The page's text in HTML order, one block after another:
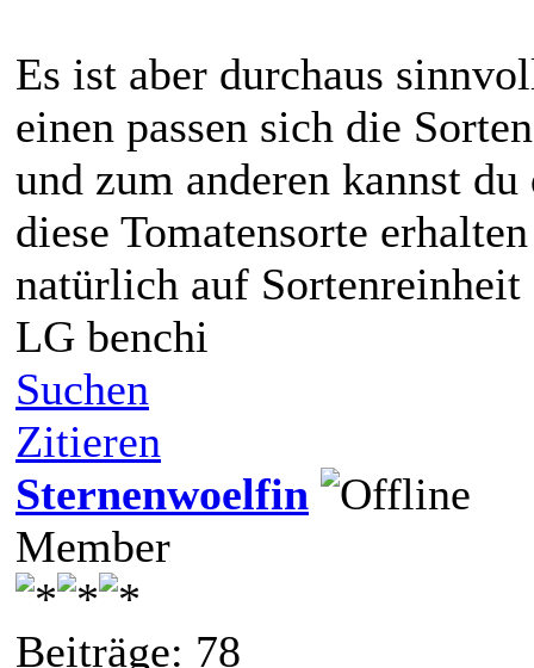
Es ist aber durchaus
einen passen sich die
und zum anderen kannst
diese Tomatensorte
natürlich auf Sortenreinheit
LG benchi
Suchen
Zitieren
Sternenwoelfin
Member
Beiträge: 78